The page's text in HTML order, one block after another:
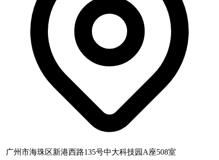
广州市海珠区新港西路135号中大科技园A座508室